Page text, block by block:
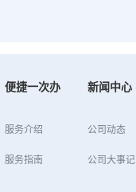
便捷一次办
服务介绍
服务指南
新闻中心
公司动态
公司大事记